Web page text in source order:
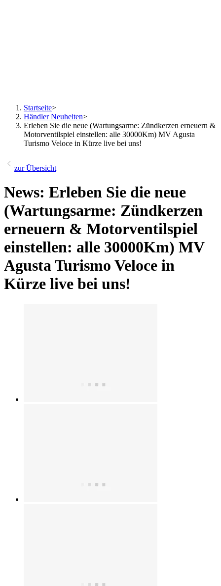
Startseite>
Händler Neuheiten>
Erleben Sie die neue (Wartungsarme: Zündkerzen erneuern &
Motorventilspiel einstellen: alle 30000Km) MV Agusta
Turismo Veloce in Kürze live bei uns!
zur Übersicht
News: Erleben Sie die neue
(Wartungsarme: Zündkerzen
erneuern & Motorventilspiel
einstellen: alle 30000Km) MV
Agusta Turismo Veloce in
Kürze live bei uns!